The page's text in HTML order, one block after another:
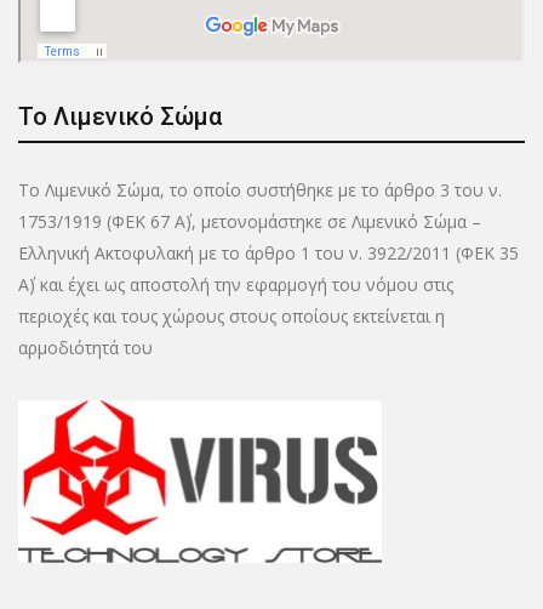
Το Λιμενικό Σώμα
Το Λιμενικό Σώμα, το οποίο συστήθηκε με το άρθρο 3 του ν.
1753/1919 (ΦΕΚ 67 Α΄), μετονομάστηκε σε Λιμενικό Σώμα –
Ελληνική Ακτοφυλακή με το άρθρο 1 του ν. 3922/2011 (ΦΕΚ 35
Α΄) και έχει ως αποστολή την εφαρμογή του νόμου στις
περιοχές και τους χώρους στους οποίους εκτείνεται η
αρμοδιότητά του